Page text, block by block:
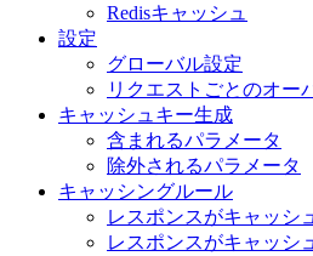
Redisキャッシュ
設定
グローバル設定
リクエストごとのオー
キャッシュキー生成
含まれるパラメータ
除外されるパラメータ
キャッシングルール
レスポンスがキャッシ
レスポンスがキャッシ